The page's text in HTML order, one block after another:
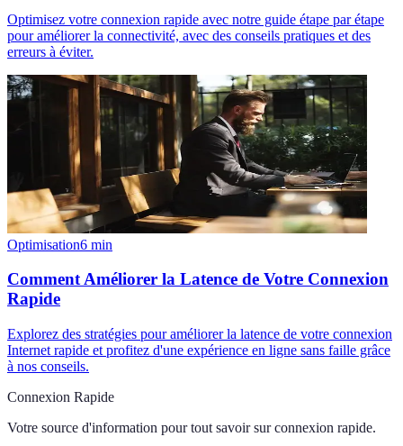
Optimisez votre connexion rapide avec notre guide étape par étape
pour améliorer la connectivité, avec des conseils pratiques et des
erreurs à éviter.
Optimisation6 min
Comment Améliorer la Latence de Votre Connexion
Rapide
Explorez des stratégies pour améliorer la latence de votre connexion
Internet rapide et profitez d'une expérience en ligne sans faille grâce
à nos conseils.
Connexion Rapide
Votre source d'information pour tout savoir sur connexion rapide.